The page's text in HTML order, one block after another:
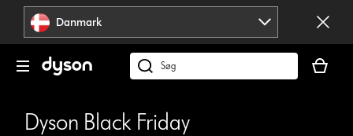
Spring
navigation
Danmark
Søg
er
Dyson Black Friday